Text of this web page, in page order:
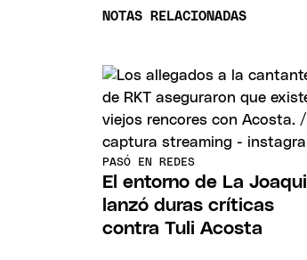
NOTAS RELACIONADAS
PASÓ EN REDES
El entorno de La Joaqui
lanzó duras críticas
contra Tuli Acosta